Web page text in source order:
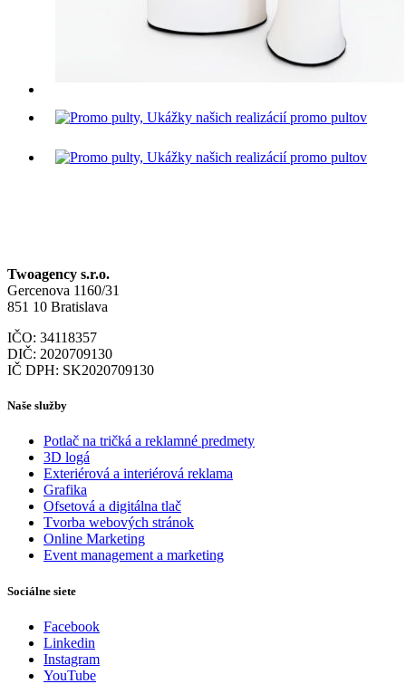
Twoagency s.r.o.
Gercenova 1160/31
851 10 Bratislava
IČO: 34118357
DIČ: 2020709130
IČ DPH: SK2020709130
Naše služby
Potlač na tričká a reklamné predmety
3D logá
Exteriérová a interiérová reklama
Grafika
Ofsetová a digitálna tlač
Tvorba webových stránok
Online Marketing
Event management a marketing
Sociálne siete
Facebook
Linkedin
Instagram
YouTube